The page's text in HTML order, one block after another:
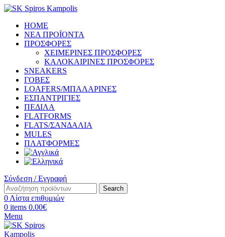
HOME
ΝΕΑ ΠΡΟΪΟΝΤΑ
ΠΡΟΣΦΟΡΕΣ
ΧΕΙΜΕΡΙΝΕΣ ΠΡΟΣΦΟΡΕΣ
ΚΑΛΟΚΑΙΡΙΝΕΣ ΠΡΟΣΦΟΡΕΣ
SNEAKERS
ΓΟΒΕΣ
LOAFERS/ΜΠΑΛΑΡΙΝΕΣ
ΕΣΠΑΝΤΡΙΓΙΕΣ
ΠΕΔΙΛΑ
FLATFORMS
FLATS/ΣΑΝΔΑΛΙΑ
MULES
ΠΛΑΤΦΟΡΜΕΣ
Σύνδεση / Εγγραφή
Search
0 Λίστα επιθυμιών
0 items 0.00€
Menu